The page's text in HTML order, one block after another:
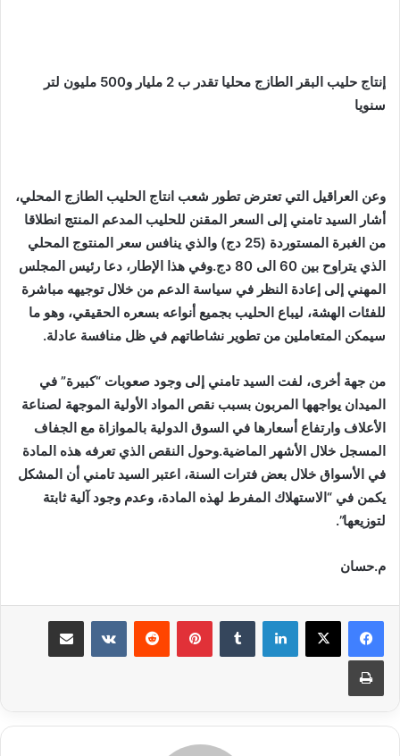
إنتاج حليب البقر الطازج محليا تقدر ب 2 مليار و500 مليون لتر
سنويا
وعن العراقيل التي تعترض تطور شعب انتاج الحليب الطازج المحلي،
أشار السيد تامني إلى السعر المقنن للحليب المدعم المنتج انطلاقا
من الغبرة المستوردة (25 دج) والذي ينافس سعر المنتوج المحلي
الذي يتراوح بين 60 الى 80 دج.وفي هذا الإطار، دعا رئيس المجلس
المهني إلى إعادة النظر في سياسة الدعم من خلال توجيهه مباشرة
للفئات الهشة، ليباع الحليب بجميع أنواعه بسعره الحقيقي، وهو ما
سيمكن المتعاملين من تطوير نشاطاتهم في ظل منافسة عادلة.
من جهة أخرى، لفت السيد تامني إلى وجود صعوبات “كبيرة” في
الميدان يواجهها المربون بسبب نقص المواد الأولية الموجهة لصناعة
الأعلاف وارتفاع أسعارها في السوق الدولية بالموازاة مع الجفاف
المسجل خلال الأشهر الماضية.وحول النقص الذي تعرفه هذه المادة
في الأسواق خلال بعض فترات السنة، اعتبر السيد تامني أن المشكل
يكمن في “الاستهلاك المفرط لهذه المادة، وعدم وجود آلية ثابتة
لتوزيعها”.
م.حسان
لينكدإن بينتيريست
طباعة